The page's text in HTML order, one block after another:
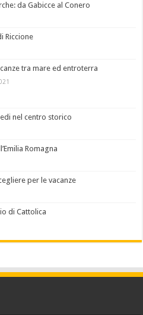
da Gabicce al Conero
Riccione
tra mare ed entroterra
nel centro storico
Romagna
per le vacanze
di Cattolica